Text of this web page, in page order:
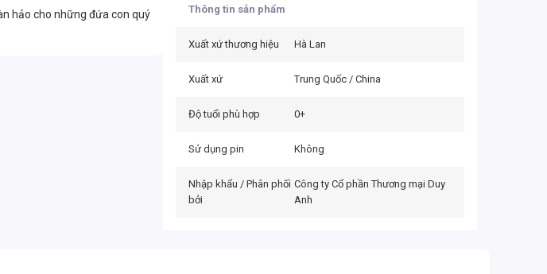
hảo cho những đứa con quý
Thông tin sản phẩm
Xuất xứ thương hiệu Hà Lan
Xuất xứ Trung Quốc / China
Độ tuổi phù hợp 0+
Sử dụng pin Không
Nhập khẩu / Phân phối
bởi
Công ty Cổ phần Thương mại Duy
Anh